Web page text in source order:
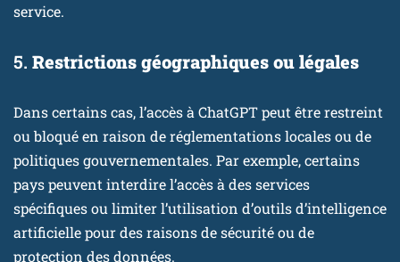
service.
5. Restrictions géographiques ou légales
Dans certains cas, l’accès à ChatGPT peut être restreint
ou bloqué en raison de réglementations locales ou de
politiques gouvernementales. Par exemple, certains
pays peuvent interdire l’accès à des services
spécifiques ou limiter l’utilisation d’outils d’intelligence
artificielle pour des raisons de sécurité ou de
protection des données.